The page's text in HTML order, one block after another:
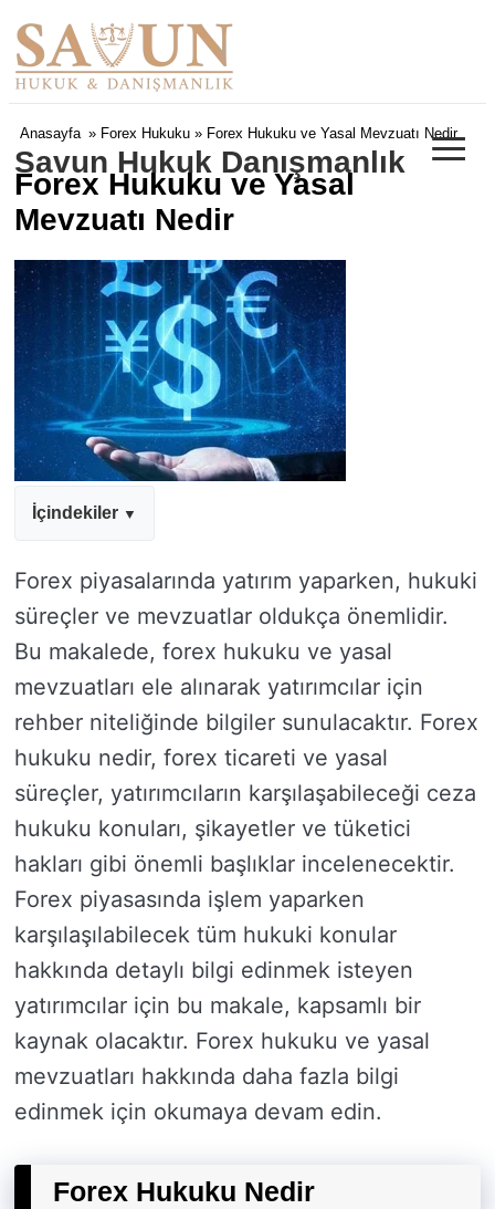
Savun Hukuk Danışmanlık ≡
Anasayfa » Forex Hukuku » Forex Hukuku ve Yasal Mevzuatı Nedir
Forex Hukuku ve Yasal
Mevzuatı Nedir
İçindekiler
Forex piyasalarında yatırım yaparken, hukuki
süreçler ve mevzuatlar oldukça önemlidir.
Bu makalede, forex hukuku ve yasal
mevzuatları ele alınarak yatırımcılar için
rehber niteliğinde bilgiler sunulacaktır. Forex
hukuku nedir, forex ticareti ve yasal
süreçler, yatırımcıların karşılaşabileceği ceza
hukuku konuları, şikayetler ve tüketici
hakları gibi önemli başlıklar incelenecektir.
Forex piyasasında işlem yaparken
karşılaşılabilecek tüm hukuki konular
hakkında detaylı bilgi edinmek isteyen
yatırımcılar için bu makale, kapsamlı bir
kaynak olacaktır. Forex hukuku ve yasal
mevzuatları hakkında daha fazla bilgi
edinmek için okumaya devam edin.
Forex Hukuku Nedir